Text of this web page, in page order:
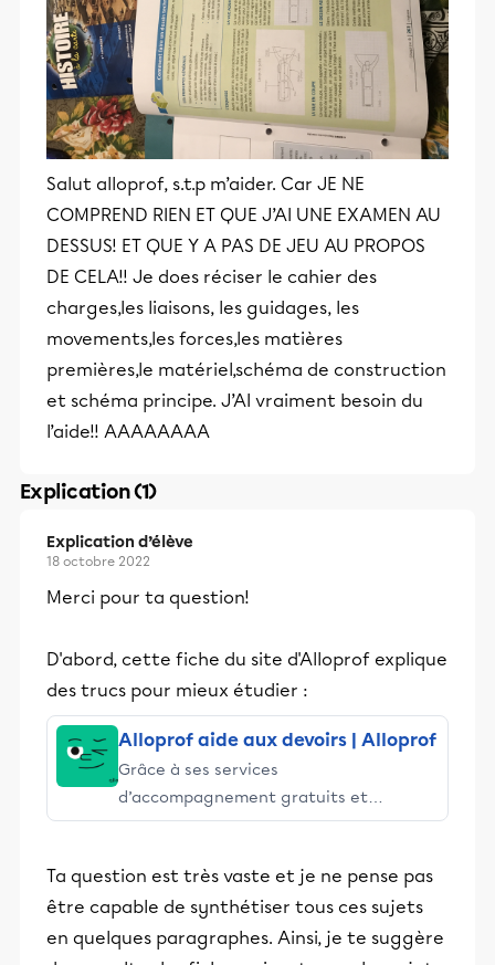
Salut alloprof, s.t.p m’aider. Car JE NE
COMPREND RIEN ET QUE J’AI UNE EXAMEN AU
DESSUS! ET QUE Y A PAS DE JEU AU PROPOS
DE CELA!! Je does réciser le cahier des
charges,les liaisons, les guidages, les
movements,les forces,les matières
premières,le matériel,schéma de construction
et schéma principe. J’AI vraiment besoin du
l’aide!! AAAAAAAA
Explication (1)
Explication d’élève
18 octobre 2022
Merci pour ta question!
D'abord, cette fiche du site d'Alloprof explique
des trucs pour mieux étudier :
Alloprof aide aux devoirs | Alloprof
Grâce à ses services
d’accompagnement gratuits et
stimulants, Alloprof engage les élèves
éducative.
Ta question est très vaste et je ne pense pas
être capable de synthétiser tous ces sujets
en quelques paragraphes. Ainsi, je te suggère